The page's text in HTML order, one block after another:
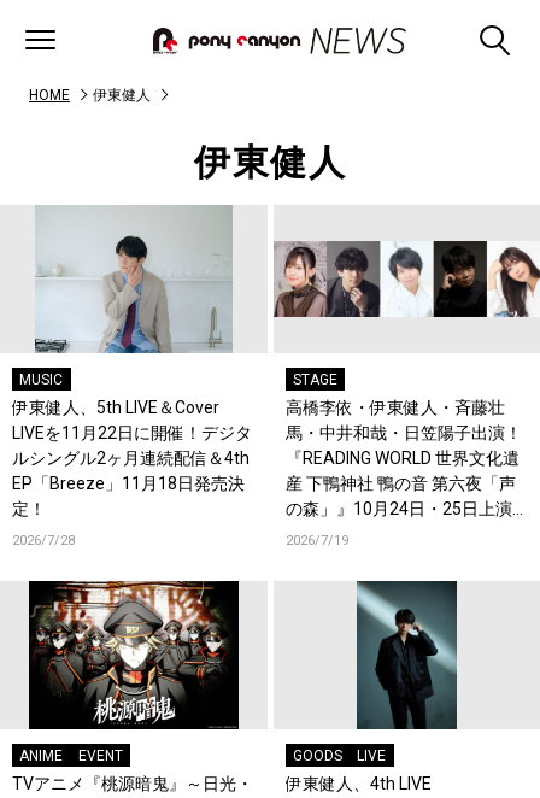
HOME 伊東健人
伊東健人
MUSIC
伊東健人、5th LIVE＆Cover
LIVEを11月22日に開催！デジタ
ルシングル2ヶ月連続配信＆4th
EP「Breeze」11月18日発売決
定！
2026/7/28
STAGE
高橋李依・伊東健人・斉藤壮
馬・中井和哉・日笠陽子出演！
『READING WORLD 世界文化遺
産 下鴨神社 鴨の音 第六夜「声
の森」』10月24日・25日上演
決定！
2026/7/19
ANIME EVENT
TVアニメ『桃源暗鬼』～日光・
GOODS LIVE
伊東健人、4th LIVE